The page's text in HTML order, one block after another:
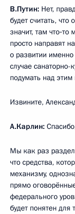
В.Путин: Нет,
будет считать, что
значит, там
просто направят
о развитии
случае санаторно-
подумать над этим
Извините,
А.Карлин:
Мы как раз
что средства,
механизму,
прямо
федерального
будет понятен для